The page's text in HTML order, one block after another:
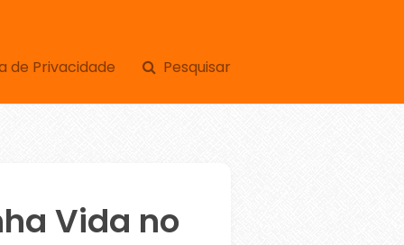
de Privacidade Pesquisar
Vida no